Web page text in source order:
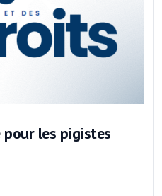
pour les pigistes